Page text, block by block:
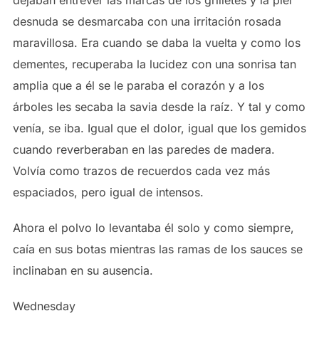
desnuda se desmarcaba con una irritación rosada
maravillosa. Era cuando se daba la vuelta y como los
dementes, recuperaba la lucidez con una sonrisa tan
amplia que a él se le paraba el corazón y a los
árboles les secaba la savia desde la raíz. Y tal y como
venía, se iba. Igual que el dolor, igual que los gemidos
cuando reverberaban en las paredes de madera.
Volvía como trazos de recuerdos cada vez más
espaciados, pero igual de intensos.
Ahora el polvo lo levantaba él solo y como siempre,
caía en sus botas mientras las ramas de los sauces se
inclinaban en su ausencia.
Wednesday